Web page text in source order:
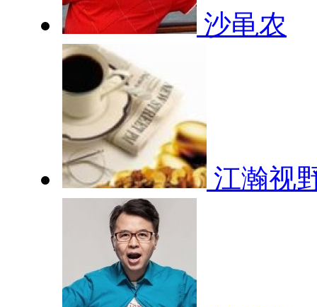
沙黾农
江瀚视